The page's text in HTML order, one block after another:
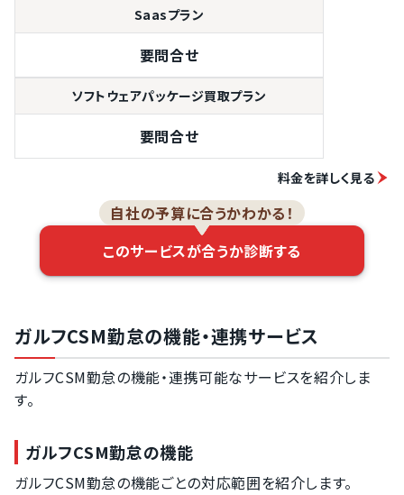
給与計算ソフト
用のデータ出力
フレックスタイ
変形労働時間制
限超過アラート
設定
勤務間インター
バル制度への対
応
アラート機能
能
Saasプラン
要問合せ
ソフトウェアパッケージ買取プラン
要問合せ
料金を詳しく見る
自社の予算に合うかわかる！
このサービスが合うか診断する
ガルフCSM勤怠の機能・連携サービス
ガルフCSM勤怠の機能・連携可能なサービスを紹介しま
す。
ガルフCSM勤怠の機能
ガルフCSM勤怠の機能ごとの対応範囲を紹介します。